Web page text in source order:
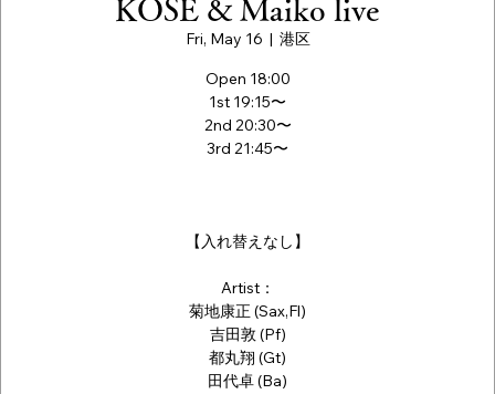
KOSE & Maiko live
Fri, May 16
  |
港区
Open 18:00
1st 19:15〜
2nd 20:30〜
3rd 21:45〜
【入れ替えなし】
Artist：
菊地康正 (Sax,Fl)
吉田敦 (Pf)
都丸翔 (Gt)
田代卓 (Ba)